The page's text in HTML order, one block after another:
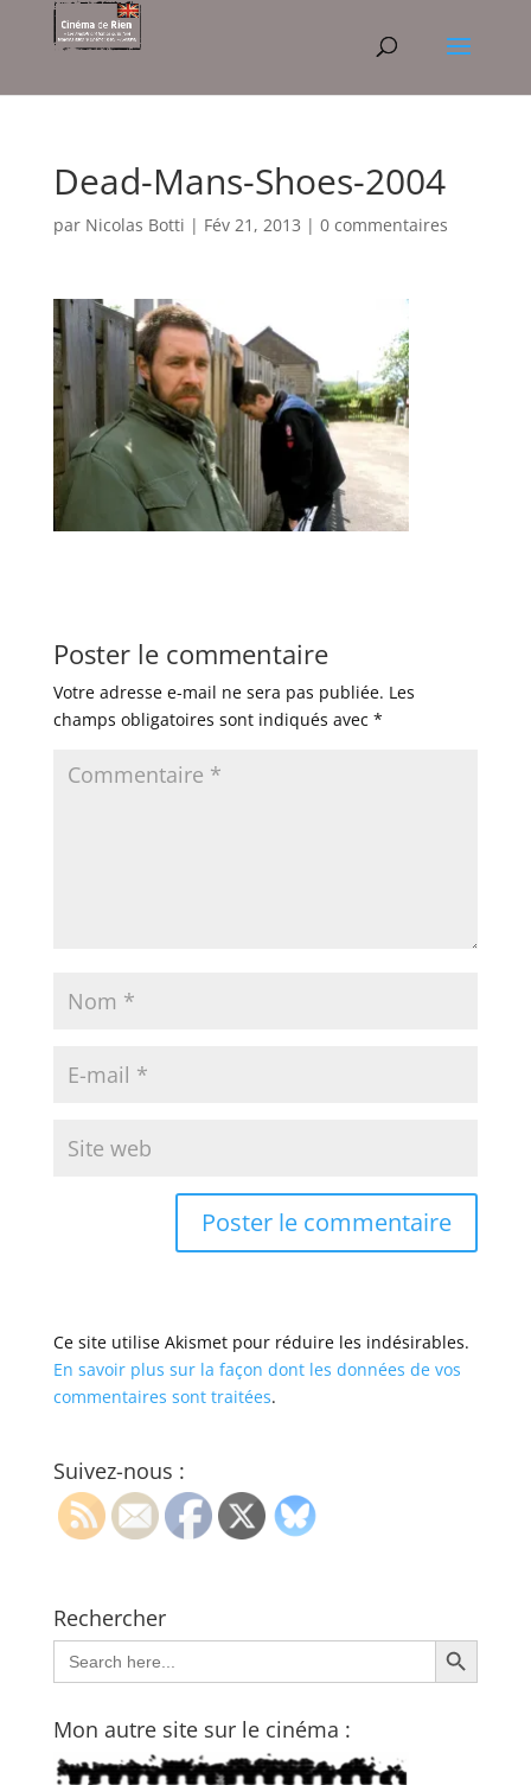
Dead-Mans-Shoes-2004
par Nicolas Botti | Fév 21, 2013 | 0 commentaires
Poster le commentaire
Votre adresse e-mail ne sera pas publiée. Les
champs obligatoires sont indiqués avec *
Ce site utilise Akismet pour réduire les indésirables.
En savoir plus sur la façon dont les données de vos
commentaires sont traitées.
Suivez-nous :
Rechercher
Search
for:
Search Button
Mon autre site sur le cinéma :